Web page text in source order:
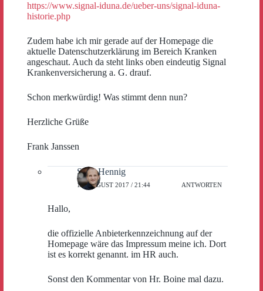
https://www.signal-iduna.de/ueber-uns/signal-iduna-
historie.php
Zudem habe ich mir gerade auf der Homepage die
aktuelle Datenschutzerklärung im Bereich Kranken
angeschaut. Auch da steht links oben eindeutig Signal
Krankenversicherung a. G. drauf.
Schon merkwürdig! Was stimmt denn nun?
Herzliche Grüße
Frank Janssen
Sven Hennig
18. AUGUST 2017 / 21:44 ANTWORTEN
Hallo,
die offizielle Anbieterkennzeichnung auf der
Homepage wäre das Impressum meine ich. Dort
ist es korrekt genannt. im HR auch.
Sonst den Kommentar von Hr. Boine mal dazu.